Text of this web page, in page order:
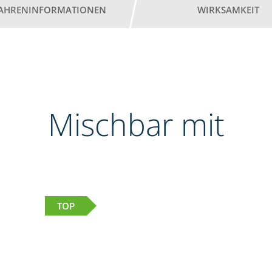
WIRKSAMKEIT
Mischbar mit
TOP